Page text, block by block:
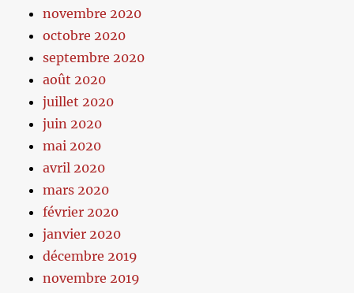
novembre 2020
octobre 2020
septembre 2020
août 2020
juillet 2020
juin 2020
mai 2020
avril 2020
mars 2020
février 2020
janvier 2020
décembre 2019
novembre 2019